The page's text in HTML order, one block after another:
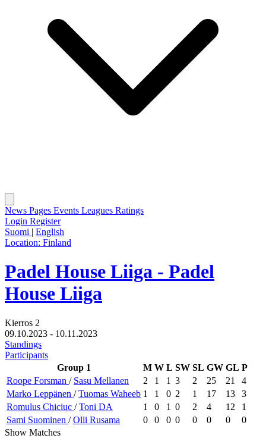
News Pages Events Leagues Ratings
Login Register
Suomi | English
Location: Finland
Padel House Liiga - Padel
House Liiga
Kierros 2
09.10.2023 - 10.11.2023
Standings
Participants
Group 1
M W L SW SL GW GL P
Roope Forsman / Sasu Mellanen 2 1 1 3 2 25 21
4
Marko Leppänen /Tuomas Waheeb 1 1 0 2 1 17 13
3
Romulus Chiciuc /Toni DA 1 0 1 0 2 4 12
1
Sami Suominen /Olli Rusama 0 0 0 0 0 0 0
0
Show Matches